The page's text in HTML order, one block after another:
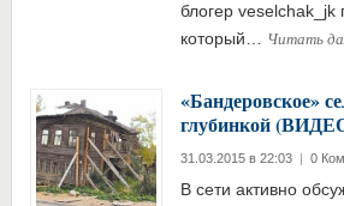
блогер
который… Читать
«Бандеровское»
глубинкой
31.03.2015 в 22:03 | 0
В сети активно